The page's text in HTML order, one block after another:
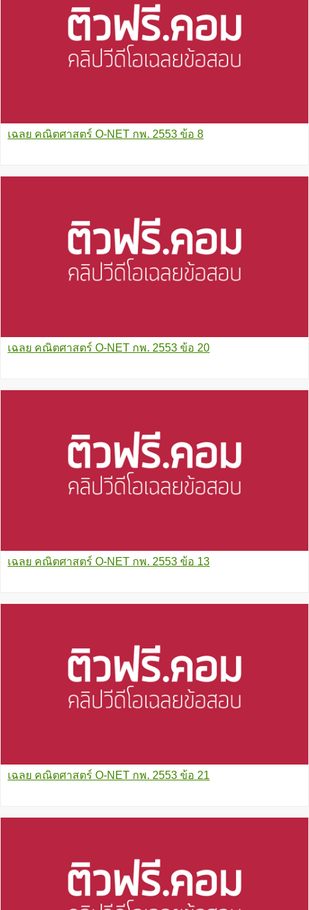
เฉลย คณิตศาสตร์ O-NET กพ. 2553 ข้อ 8
เฉลย คณิตศาสตร์ O-NET กพ. 2553 ข้อ 20
เฉลย คณิตศาสตร์ O-NET กพ. 2553 ข้อ 13
เฉลย คณิตศาสตร์ O-NET กพ. 2553 ข้อ 21